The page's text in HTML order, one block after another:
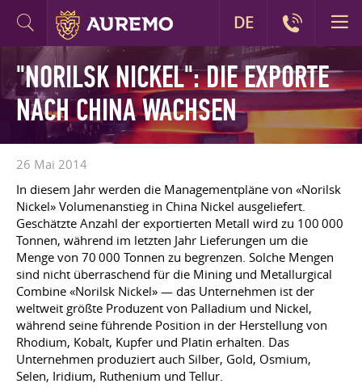
"NORILSK NICKEL": DIE EXPORTE
NACH CHINA WACHSEN
26 Mai 2014
In diesem Jahr werden die Managementpläne von «Norilsk
Nickel» Volumenanstieg in China Nickel ausgeliefert.
Geschätzte Anzahl der exportierten Metall wird zu 100 000
Tonnen, während im letzten Jahr Lieferungen um die
Menge von 70 000 Tonnen zu begrenzen. Solche Mengen
sind nicht überraschend für die Mining und Metallurgical
Combine «Norilsk Nickel» — das Unternehmen ist der
weltweit größte Produzent von Palladium und Nickel,
während seine führende Position in der Herstellung von
Rhodium, Kobalt, Kupfer und Platin erhalten. Das
Unternehmen produziert auch Silber, Gold, Osmium,
Selen, Iridium, Ruthenium und Tellur.
DE